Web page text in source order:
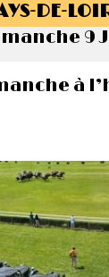
DE-
9
à